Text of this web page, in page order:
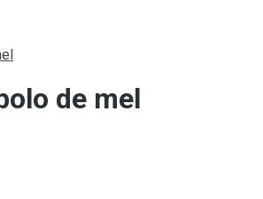
de mel